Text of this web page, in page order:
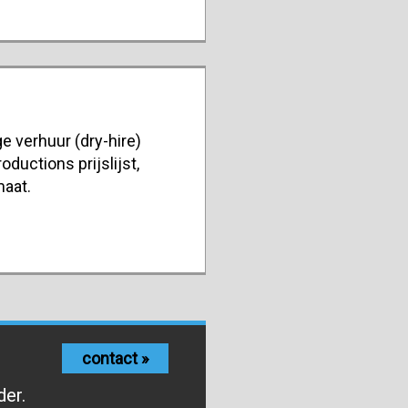
verhuur (dry-hire)
prijslijst,
contact »